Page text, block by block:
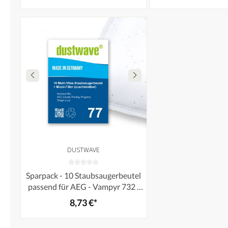
Mikrovlies mit Hygieneverschluss
- Made in Germany
DUSTWAVE
Sparpack - 10 Staubsaugerbeutel
passend für AEG - Vampyr 732 i
Compact Bodenstaubsauger von
dustwave® Markenstaubbeutel –
Made in Germany + inkl. Micro-
8,73 €*